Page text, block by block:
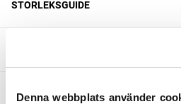
Denna webbplats använder
STORLEKSGUIDE
SKÖTSELRÅD